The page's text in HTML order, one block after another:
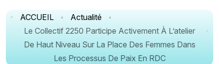
ACCUEIL
Actualité
Le Collectif 2250 Participe Activement À L’atelier
De Haut Niveau Sur La Place Des Femmes Dans
Les Processus De Paix En RDC